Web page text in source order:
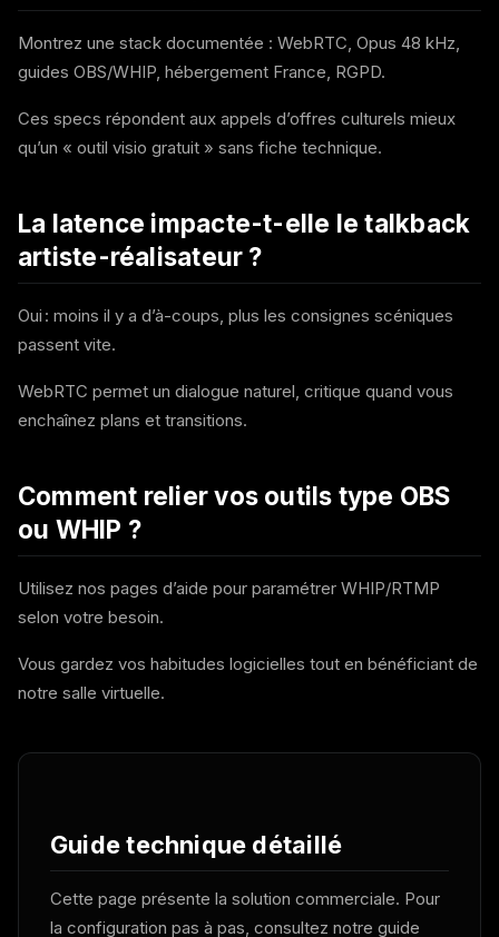
Montrez une stack documentée : WebRTC, Opus 48 kHz,
guides OBS/WHIP, hébergement France, RGPD.
Ces specs répondent aux appels d’offres culturels mieux
qu’un « outil visio gratuit » sans fiche technique.
La latence impacte-t-elle le talkback
artiste-réalisateur ?
Oui : moins il y a d’à-coups, plus les consignes scéniques
passent vite.
WebRTC permet un dialogue naturel, critique quand vous
enchaînez plans et transitions.
Comment relier vos outils type OBS
ou WHIP ?
Utilisez nos pages d’aide pour paramétrer WHIP/RTMP
selon votre besoin.
Vous gardez vos habitudes logicielles tout en bénéficiant de
notre salle virtuelle.
Guide technique détaillé
Cette page présente la solution commerciale. Pour
la configuration pas à pas, consultez notre guide